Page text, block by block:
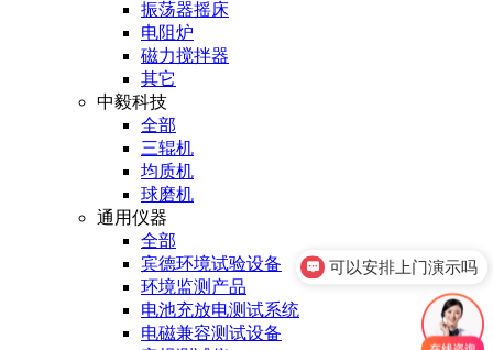
振荡器摇床
电阻炉
磁力搅拌器
其它
中毅科技
全部
三辊机
均质机
球磨机
通用仪器
全部
宾德环境试验设备
环境监测产品
电池充放电测试系统
电磁兼容测试设备
可以安排上门演示吗